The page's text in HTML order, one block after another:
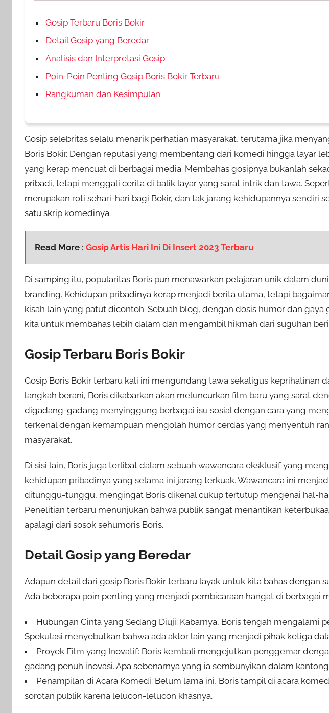
Gosip Terbaru Boris Bokir
Detail Gosip yang Beredar
Analisis dan Interpretasi Gosip
Poin-Poin Penting Gosip Boris Bokir Terbaru
Rangkuman dan Kesimpulan
Gosip selebritas selalu menarik perhatian masyarakat, terutama jika
Boris Bokir. Dengan reputasi yang membentang dari komedi hingga layar
yang kerap mencuat di berbagai media. Membahas gosipnya bukanlah
pribadi, tetapi menggali cerita di balik layar yang sarat intrik dan tawa.
merupakan roti sehari-hari bagi Bokir, dan tak jarang kehidupannya sendiri
satu skrip komedinya.
Read More : Gosip Artis Hari Ini Di Insert 2023 Terbaru
Di samping itu, popularitas Boris pun menawarkan pelajaran unik dalam
branding. Kehidupan pribadinya kerap menjadi berita utama, tetapi
kisah lain yang patut dicontoh. Sebuah blog, dengan dosis humor dan gaya
kita untuk membahas lebih dalam dan mengambil hikmah dari suguhan
Gosip Terbaru Boris Bokir
Gosip Boris Bokir terbaru kali ini mengundang tawa sekaligus keprihatinan
langkah berani, Boris dikabarkan akan meluncurkan film baru yang sarat
digadang-gadang menyinggung berbagai isu sosial dengan cara yang
terkenal dengan kemampuan mengolah humor cerdas yang menyentuh
masyarakat.
Di sisi lain, Boris juga terlibat dalam sebuah wawancara eksklusif yang
kehidupan pribadinya yang selama ini jarang terkuak. Wawancara ini
ditunggu-tunggu, mengingat Boris dikenal cukup tertutup mengenai hal-
Penelitian terbaru menunjukan bahwa publik sangat menantikan
apalagi dari sosok sehumoris Boris.
Detail Gosip yang Beredar
Adapun detail dari gosip Boris Bokir terbaru layak untuk kita bahas dengan
Ada beberapa poin penting yang menjadi pembicaraan hangat di berbagai
Hubungan Cinta yang Sedang Diuji: Kabarnya, Boris tengah mengalami
Spekulasi menyebutkan bahwa ada aktor lain yang menjadi pihak ketiga
Proyek Film yang Inovatif: Boris kembali mengejutkan penggemar
gadang penuh inovasi. Apa sebenarnya yang ia sembunyikan dalam
Penampilan di Acara Komedi: Belum lama ini, Boris tampil di acara
sorotan publik karena lelucon-lelucon khasnya.